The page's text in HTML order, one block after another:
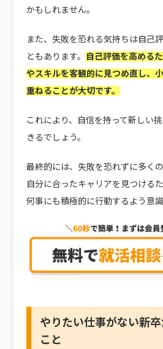
かもしれません。
また、失敗を恐れる気持ちは自己
ともあります。
自己評価を高める
やスキルを客観的に見つめ直し、
重ねることが大切です。
これにより、自信を持って新しい
きるでしょう。
最終的には、失敗を恐れずに多く
自分に合ったキャリアを見つける
何事にも積極的に行動するよう意
やりたい仕事がない新
こと